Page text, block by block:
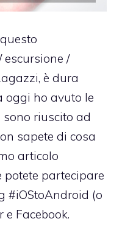
escursione /
è dura
oggi ho avuto le
riuscito ad
sapete di cosa
articolo
potete partecipare
#iOStoAndroid (o
Facebook.